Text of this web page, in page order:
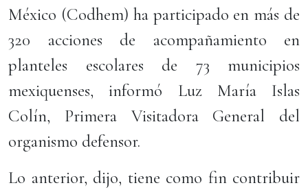
México (Codhem) ha participado en más de
320 acciones de acompañamiento en
planteles escolares de 73 municipios
mexiquenses, informó Luz María Islas
Colín, Primera Visitadora General del
organismo defensor.
Lo anterior, dijo, tiene como fin contribuir